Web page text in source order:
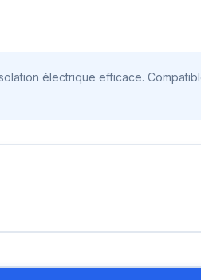
électrique efficace.